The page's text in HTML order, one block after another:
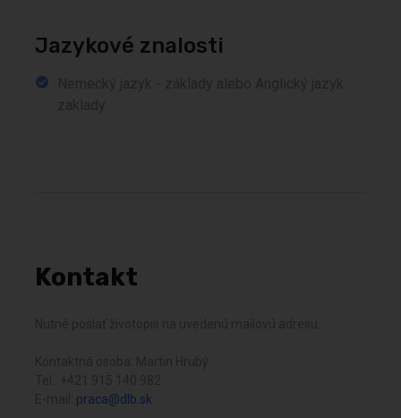
Jazykové znalosti
Kontakt
praca@dlb.sk